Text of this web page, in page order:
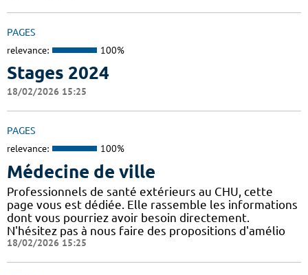
PAGES
relevance: 100%
Stages 2024
18/02/2026 15:25
PAGES
relevance: 100%
Médecine de ville
Professionnels de santé extérieurs au CHU, cette
page vous est dédiée. Elle rassemble les informations
dont vous pourriez avoir besoin directement.
N'hésitez pas à nous faire des propositions d'amélio
18/02/2026 15:25